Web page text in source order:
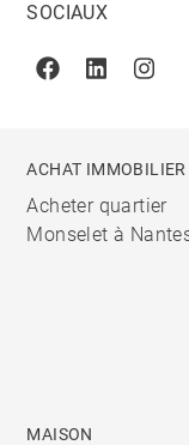
SOCIAUX
FacebookLinkedin
ACHAT IMMOBILIER
Acheter quartier
Monselet à
MAISON